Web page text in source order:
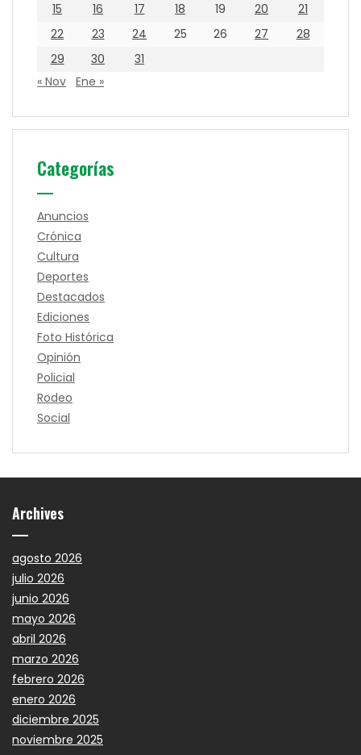
15
16 17 18 19 20
21
22
23 24 25 26 27
28
29
30
31
« Nov Ene »
Categorías
Anuncios
Crónica
Cultura
Deportes
Destacados
Ediciones
Foto Histórica
Opinión
Policial
Rodeo
Social
Archives
agosto 2026
julio 2026
junio 2026
mayo 2026
abril 2026
marzo 2026
febrero 2026
enero 2026
diciembre 2025
noviembre 2025